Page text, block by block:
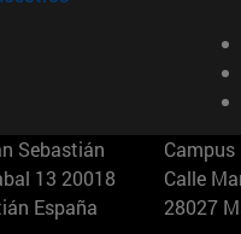
Sebastián
13 20018
España
Calle
28027